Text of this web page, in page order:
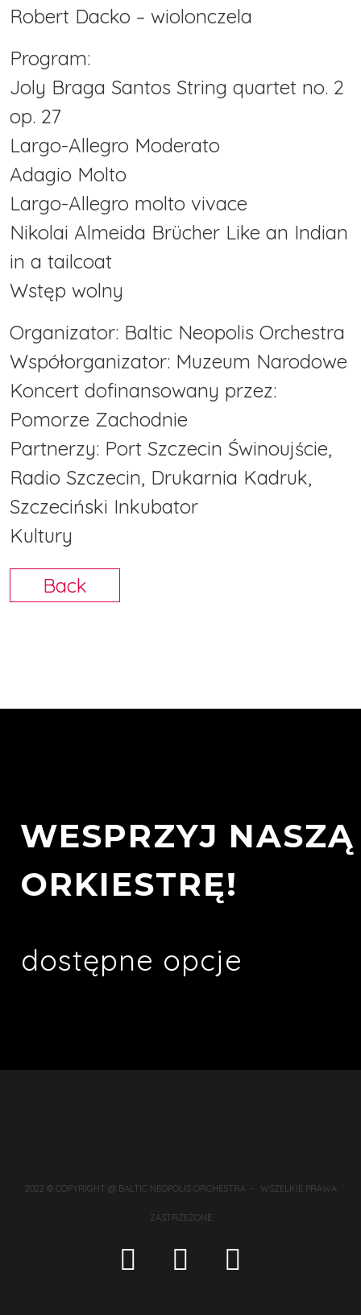
Robert Dacko – wiolonczela
Program:
Joly Braga Santos String quartet no. 2
op. 27
Largo-Allegro Moderato
Adagio Molto
Largo-Allegro molto vivace
Nikolai Almeida Brücher Like an Indian
in a tailcoat
Wstęp wolny
Organizator: Baltic Neopolis Orchestra
Współorganizator: Muzeum Narodowe
Koncert dofinansowany przez:
Pomorze Zachodnie
Partnerzy: Port Szczecin Świnoujście,
Radio Szczecin, Drukarnia Kadruk,
Szczeciński Inkubator
Kultury
Back
WESPRZYJ NASZĄ
ORKIESTRĘ!
dostępne opcje
2022 © COPYRIGHT @ BALTIC NEOPOLIS ORCHESTRA – WSZELKIE PRAWA
ZASTRZEŻONE